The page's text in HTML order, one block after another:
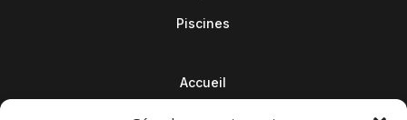
Piscines
Accueil